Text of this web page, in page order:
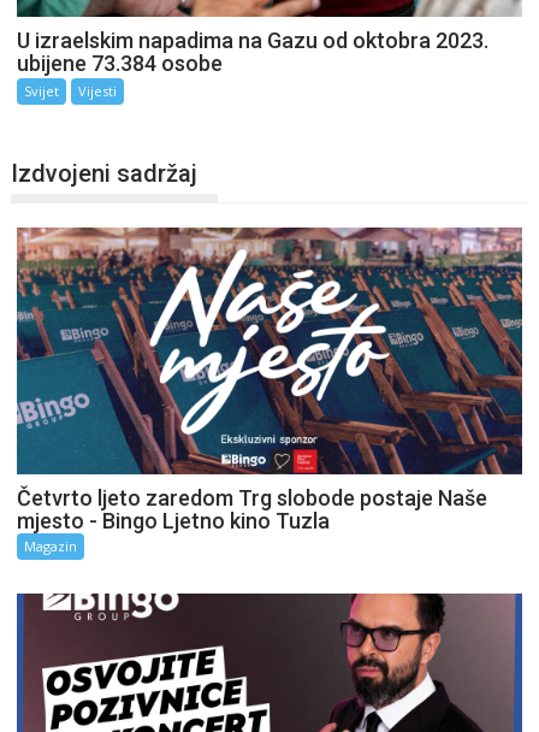
U izraelskim napadima na Gazu od oktobra 2023.
ubijene 73.384 osobe
Svijet Vijesti
Izdvojeni sadržaj
Četvrto ljeto zaredom Trg slobode postaje Naše
mjesto - Bingo Ljetno kino Tuzla
Magazin